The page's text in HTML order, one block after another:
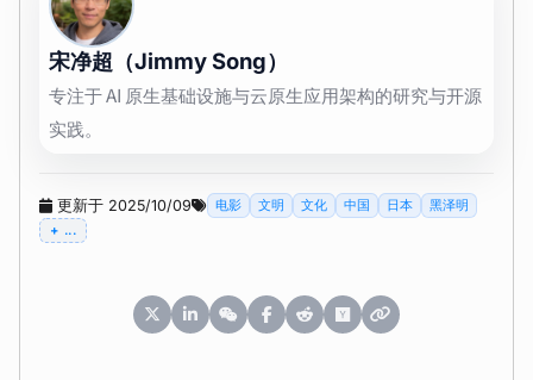
宋净超（Jimmy Song）
专注于 AI 原生基础设施与云原生应用架构的研究与开源
实践。
更新于 2025/10/09 电影 文明 文化 中国 日本
黑泽明
...